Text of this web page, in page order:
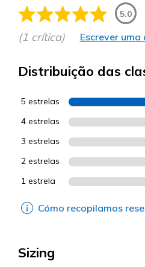
5.0
(1 crítica) Escrever uma
Distribuição das
5 estrelas
4 estrelas
3 estrelas
2 estrelas
1 estrela
Cómo recopilamos
Sizing